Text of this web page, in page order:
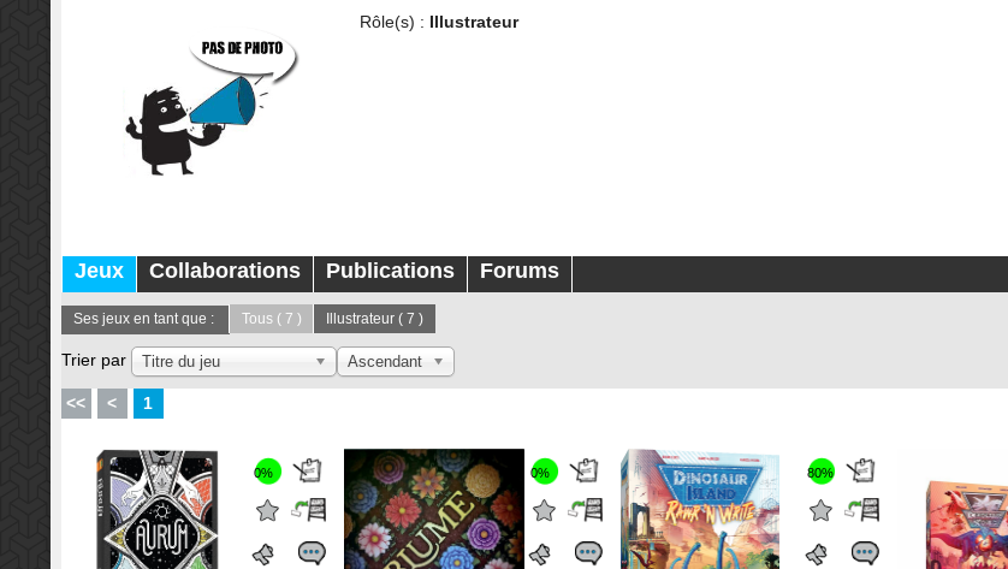
Rôle(s) : Illustrateur
Jeux Collaborations Publications Forums
Ses jeux en tant que : Tous( 7 ) Illustrateur( 7 )
Trier par Titre du jeu Ascendant
<< < 1
0% 0% 80%